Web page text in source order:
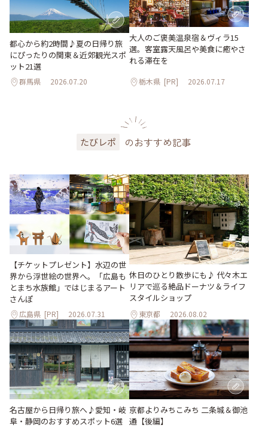
都心から約2時間♪夏の日帰り旅
にぴったりの関東＆近郊観光スポ
ット21選
群馬県 2026.07.20
大人のご褒美温泉宿＆ヴィラ15
選。客室露天風呂や美食に癒やさ
れる滞在を
栃木県 [PR] 2026.07.17
たびレポ のおすすめ記事
【チケットプレゼント】水辺の世
界から浮世絵の世界へ。「広島も
とまち水族館」ではじまるアート
さんぽ
広島県 [PR] 2026.07.31
休日のひとり散歩にも♪ 代々木エ
リアで巡る絶品ドーナツ＆ライフ
スタイルショップ
東京都 2026.08.02
名古屋から日帰り旅へ♪愛知・岐
阜・静岡のおすすめスポット6選
京都よりみちこみち 二条城＆御池
通【後編】